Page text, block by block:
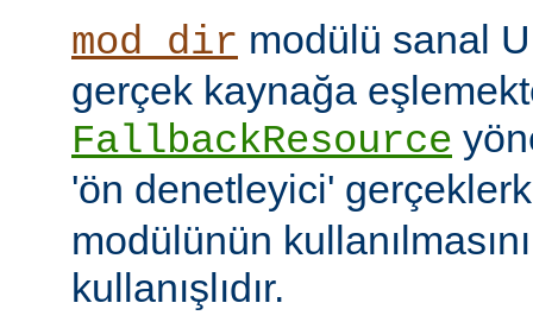
mod_dir modülü sanal
gerçek kaynağa
FallbackResource
'ön denetleyici'
modülünün
kullanışlıdır.